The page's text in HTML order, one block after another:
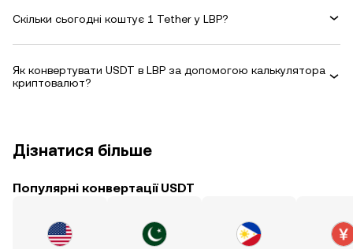
Скільки сьогодні коштує 1 Tether у LBP?
Як конвертувати USDT в LBP за допомогою калькулятора
криптовалют?
Дізнатися більше
Популярні конвертації USDT